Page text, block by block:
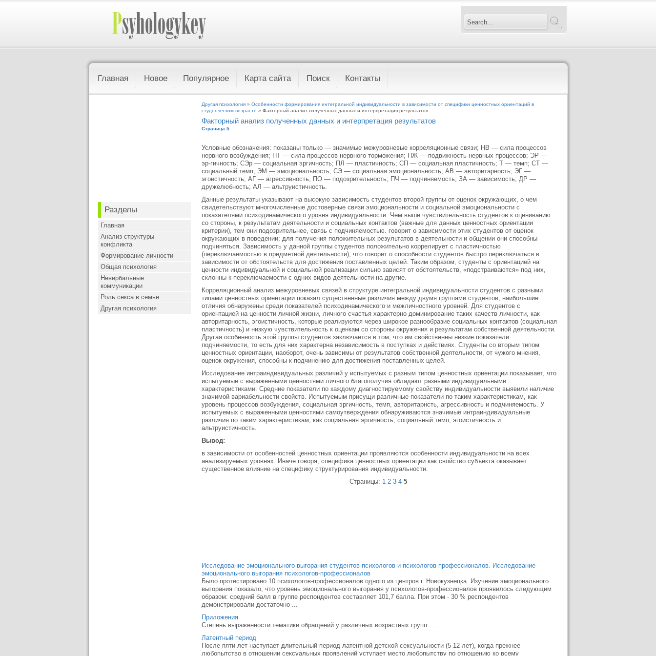
Главная Новое Популярное Карта сайта Поиск Контакты
Разделы
Главная
Анализ структуры
конфликта
Формирование личности
Общая психология
Невербальные
коммуникации
Роль секса в семье
Другая психология
Другая психология » Особенности формирования интегральной индивидуальности в зависимости от специфики ценностных ориентаций в
студенческом возрасте » Факторный анализ полученных данных и интерпретация результатов
Факторный анализ полученных данных и интерпретация результатов
Страница 5
Условные обозначения: показаны только — значимые межуровневые корреляционные связи; НВ — сила процессов
нервного возбуждения; НТ — сила процессов нервного торможения; ПЖ — подвижность нервных процессов; ЭР —
эр-гичность; СЭр — социальная эргичность; ПЛ — пластичность; СП — социальная пластичность; Т — темп; СТ —
социальный темп; ЭМ — эмоциональность; СЭ — социальная эмоциональность; АВ — авторитарность; ЭГ —
эгоистичность; АГ — агрессивность; ПО — подозрительность; ПЧ — подчиняемость; ЗА — зависимость; ДР —
дружелюбность; АЛ — альтруистичность.
Данные результаты указывают на высокую зависимость студентов второй группы от оценок окружающих, о чем
свидетельствуют многочисленные достоверные связи эмоциональности и социальной эмоциональности с
показателями психодинамического уровня индивидуальности. Чем выше чувствительность студентов к оцениванию
со стороны, к результатам деятельности и социальных контактов (важные для данных ценностных ориентации
критерии), тем они подозрительнее, связь с подчиняемостью. говорит о зависимости этих студентов от оценок
окружающих в поведении; для получения положительных результатов в деятельности и общении они способны
подчиняться. Зависимость у данной группы студентов положительно коррелирует с пластичностью
(переключаемостью в предметной деятельности), что говорит о способности студентов быстро переключаться в
зависимости от обстоятельств для достижения поставленных целей. Таким образом, студенты с ориентацией на
ценности индивидуальной и социальной реализации сильно зависят от обстоятельств, «подстраиваются» под них,
склонны к переключаемости с одних видов деятельности на другие.
Корреляционный анализ межуровневых связей в структуре интегральной индивидуальности студентов с разными
типами ценностных ориентации показал существенные различия между двумя группами студентов, наибольшие
отличия обнаружены среди показателей психодинамического и межличностного уровней. Для студентов с
ориентацией на ценности личной жизни, личного счастья характерно доминирование таких качеств личности, как
авторитарность, эгоистичность, которые реализуются через широкое разнообразие социальных контактов (социальная
пластичность) и низкую чувствительность к оценкам со стороны окружения и результатам собственной деятельности.
Другая особенность этой группы студентов заключается в том, что им свойственны низкие показатели
подчиняемости, то есть для них характерна независимость в поступках и действиях. Студенты со вторым типом
ценностных ориентации, наоборот, очень зависимы от результатов собственной деятельности, от чужого мнения,
оценок окружения, способны к подчинению для достижения поставленных целей.
Исследование интраиндивидуальных различий у испытуемых с разным типом ценностных ориентации показывает, что
испытуемые с выраженными ценностями личного благополучия обладают разными индивидуальными
характеристиками. Средние показатели по каждому диагностируемому свойству индивидуальности выявили наличие
значимой вариабельности свойств. Испытуемым присущи различные показатели по таким характеристикам, как
уровень процессов возбуждения, социальная эргичность, темп, авторитарнсть, агрессивность и подчиняемость. У
испытуемых с выраженными ценностями самоутверждения обнаруживаются значимые интраиндивидуальные
различия по таким характеристикам, как социальная эргичность, социальный темп, эгоистичность и
альтруистичность.
Вывод:
в зависимости от особенностей ценностных ориентации проявляются особенности индивидуальности на всех
анализируемых уровнях. Иначе говоря, специфика ценностных ориентации как свойство субъекта оказывает
существенное влияние на специфику структурирования индивидуальности.
Страницы: 1 2 3 4 5
Исследование эмоционального выгорания студентов-психологов и психологов-профессионалов. Исследование
эмоционального выгорания психологов-профессионалов
Было протестировано 10 психологов-профессионалов одного из центров г. Новокузнецка. Изучение эмоционального
выгорания показало, что уровень эмоционального выгорания у психологов-профессионалов проявилось следующим
образом: средний балл в группе респондентов составляет 101,7 балла. При этом - 30 % респондентов
демонстрировали достаточно ...
Приложения
Степень выраженности тематики обращений у различных возрастных групп. ...
Латентный период
После пяти лет наступает длительный период латентной детской сексуальности (5-12 лет), когда прежнее
любопытство в отношении сексуальных проявлений уступает место любопытству по отношению ко всему